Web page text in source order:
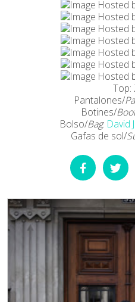
Top:
Pantalones/
Botines/
Bolso/Bag: David
Gafas de sol/